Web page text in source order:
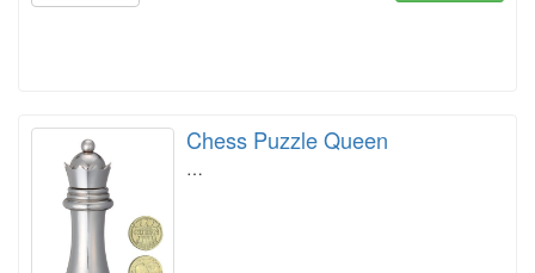
Chess Puzzle Queen
…